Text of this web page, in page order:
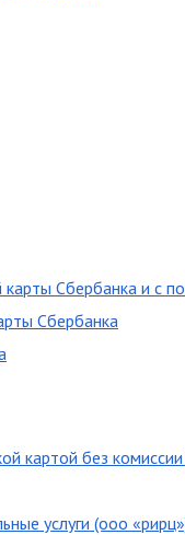
Сбербанка и с
Сбербанка
картой без
услуги (ооо